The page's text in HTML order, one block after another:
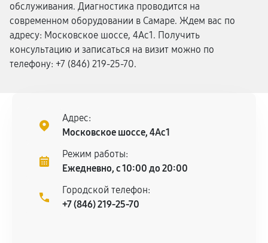
обслуживания. Диагностика проводится на
современном оборудовании в Самаре. Ждем вас по
адресу: Московское шоссе, 4Ас1. Получить
консультацию и записаться на визит можно по
телефону: +7 (846) 219-25-70.
Адрес:
Московское шоссе, 4Ас1
Режим работы:
Ежедневно, с 10:00 до 20:00
Городской телефон:
+7 (846) 219-25-70